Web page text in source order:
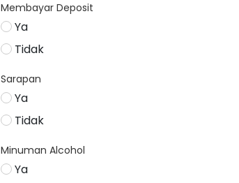
Membayar Deposit
Ya
Tidak
Sarapan
Ya
Tidak
Minuman Alcohol
Ya